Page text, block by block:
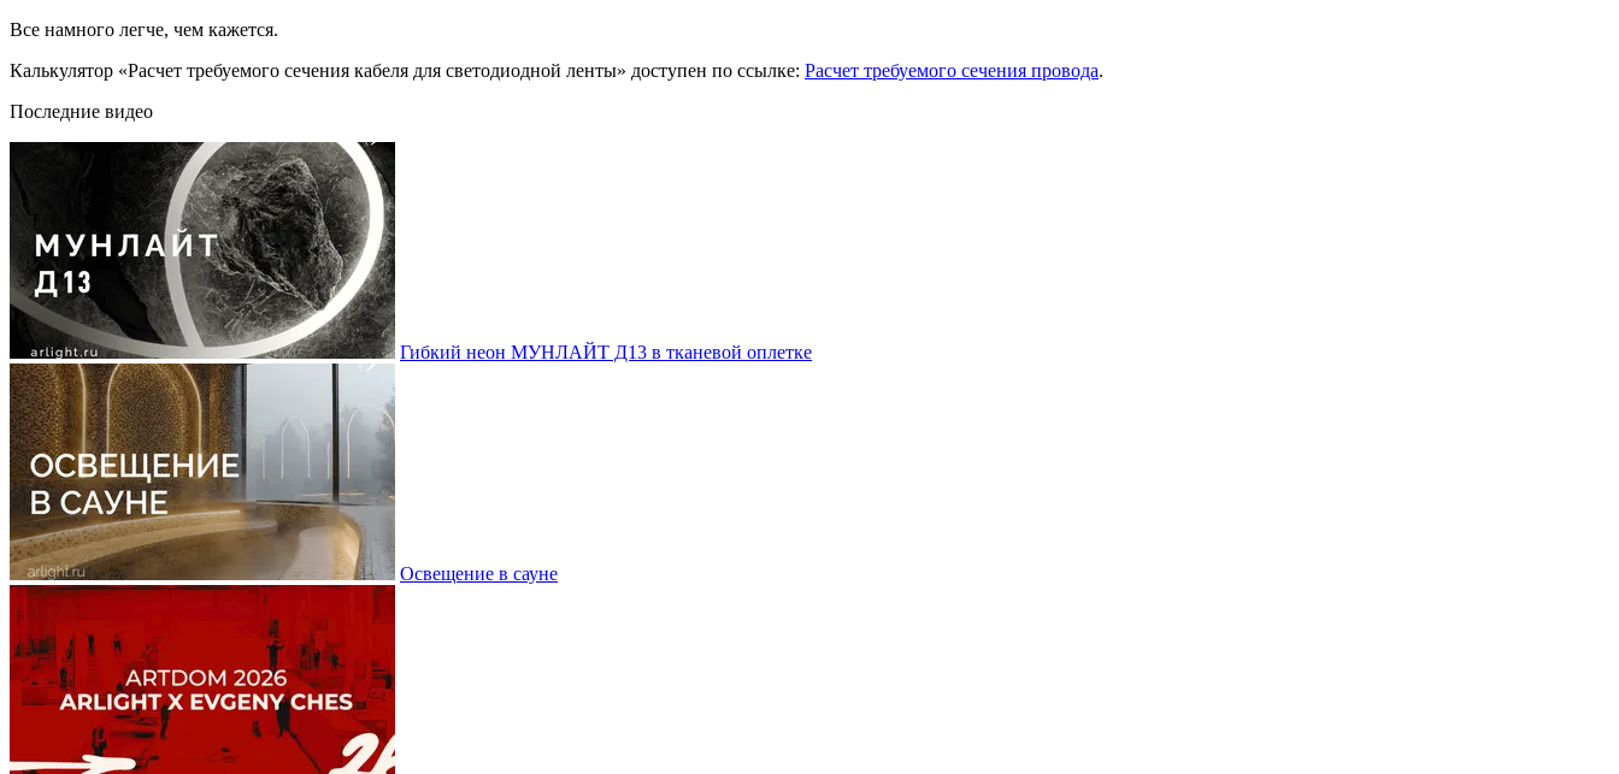
Все намного легче, чем кажется.
Калькулятор «Расчет требуемого сечения кабеля для светодиодной ленты» доступен по ссылке: Расчет требуемого сечения провода.
Последние видео
Гибкий неон МУНЛАЙТ Д13 в тканевой оплетке
Освещение в сауне